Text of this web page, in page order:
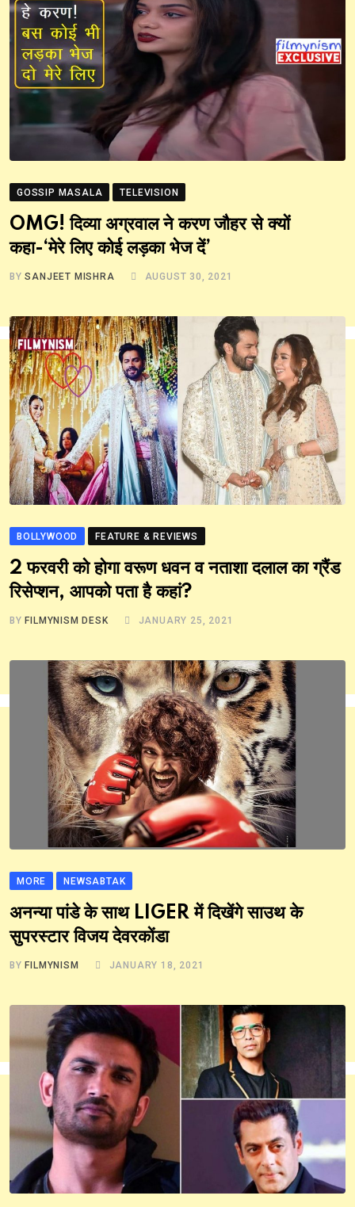
GOSSIP MASALA TELEVISION
OMG! दिव्या अग्रवाल ने करण जौहर से क्यों
कहा-‘मेरे लिए कोई लड़का भेज दें’
BYSANJEET MISHRA AUGUST 30, 2021
BOLLYWOOD FEATURE & REVIEWS
2 फरवरी को होगा वरूण धवन व नताशा दलाल का ग्रैंड
रिसेप्शन, आपको पता है कहां?
BY FILMYNISM DESK JANUARY 25, 2021
MORE NEWSABTAK
अनन्या पांडे के साथ LIGER में दिखेंगे साउथ के
सुपरस्टार विजय देवरकोंडा
BYFILMYNISM JANUARY 18, 2021